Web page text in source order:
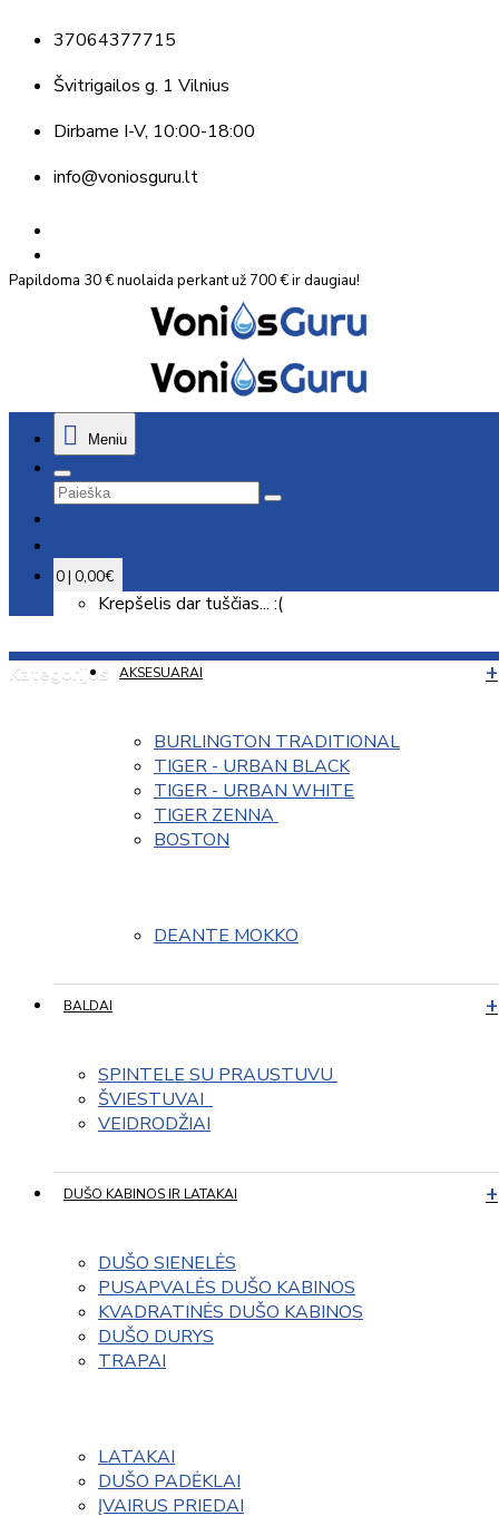
37064377715
Švitrigailos g. 1 Vilnius
Dirbame I-V, 10:00-18:00
info@voniosguru.lt
Papildoma 30 € nuolaida perkant už 700 € ir daugiau!
Meniu
0 | 0,00€
Krepšelis dar tuščias... :(
Kategorijos AKSESUARAI
BURLINGTON TRADITIONAL
TIGER - URBAN BLACK
TIGER - URBAN WHITE
TIGER ZENNA
BOSTON
DEANTE MOKKO
BALDAI
SPINTELE SU PRAUSTUVU
ŠVIESTUVAI
VEIDRODŽIAI
DUŠO KABINOS IR LATAKAI
DUŠO SIENELĖS
PUSAPVALĖS DUŠO KABINOS
KVADRATINĖS DUŠO KABINOS
DUŠO DURYS
TRAPAI
LATAKAI
DUŠO PADĖKLAI
ĮVAIRUS PRIEDAI